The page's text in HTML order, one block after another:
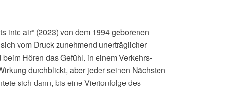
into air“ (2023) von dem 1994 geborenen
vom Druck zunehmend unerträglicher
Hören das Gefühl, in einem Verkehrs-
durchblickt, aber jeder seinen Nächsten
sich dann, bis eine Viertonfolge des